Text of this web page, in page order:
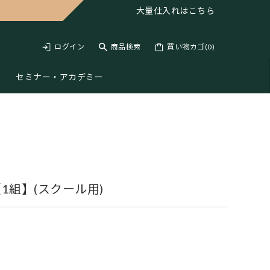
大量仕入れはこちら
ログイン 商品検索 買い物カゴ(0)
セミナー・アカデミー
組】(スクール用)